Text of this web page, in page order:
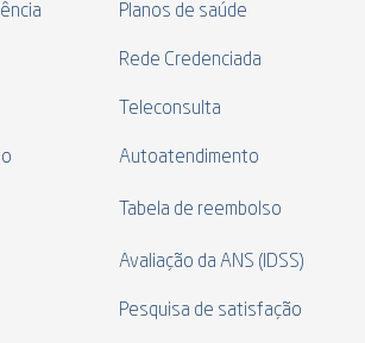
Planos de saúde
Rede Credenciada
Teleconsulta
Autoatendimento
Tabela de reembolso
Avaliação da ANS (IDSS)
Pesquisa de satisfação